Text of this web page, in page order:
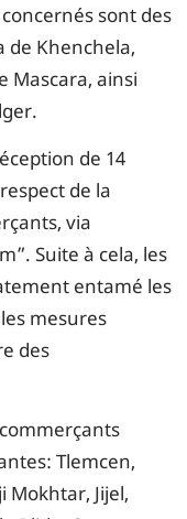
sont des
de Khenchela,
Mascara, ainsi
de 14
de la
via
Suite à cela, les
entamé les
mesures
des
Tlemcen,
Mokhtar, Jijel,